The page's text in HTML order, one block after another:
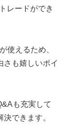
レードができ
使えるため、
さも嬉しいポイ
も充実して
できます。